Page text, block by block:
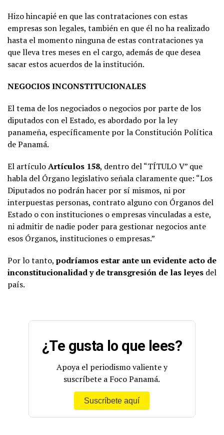
Hizo hincapié en que las contrataciones con estas
empresas son legales, también en que él no ha realizado
hasta el momento ninguna de estas contrataciones ya
que lleva tres meses en el cargo, además de que desea
sacar estos acuerdos de la institución.
NEGOCIOS INCONSTITUCIONALES
El tema de los negociados o negocios por parte de los
diputados con el Estado, es abordado por la ley
panameña, específicamente por la Constitución Política
de Panamá.
El artículoArtículos 158, dentro del “TÍTULO V” que
habla del Órgano legislativo señala claramente que: “Los
Diputados no podrán hacer por sí mismos, ni por
interpuestas personas, contrato alguno con Órganos del
Estado o con instituciones o empresas vinculadas a este,
ni admitir de nadie poder para gestionar negocios ante
esos Órganos, instituciones o empresas.”
Por lo tanto, podríamos estar ante un evidente acto de
inconstitucionalidad y de transgresión de las leyes del
país.
¿Te gusta lo que lees?
Apoya el periodismo valiente y
suscríbete a Foco Panamá.
Suscríbete aquí